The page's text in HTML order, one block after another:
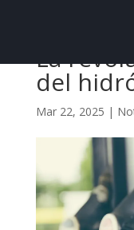
La
del
Mar 22, 2025 |